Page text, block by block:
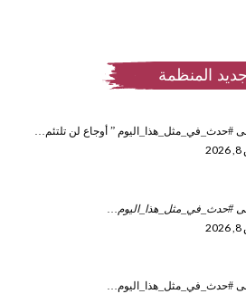
جديد المنظمة
#حدث_في_مثل_هذا_اليوم ” أوجاع لن تلتئم…
#حدث_في_مثل_هذا_اليوم
#حدث_في_مثل_هذا_اليوم…